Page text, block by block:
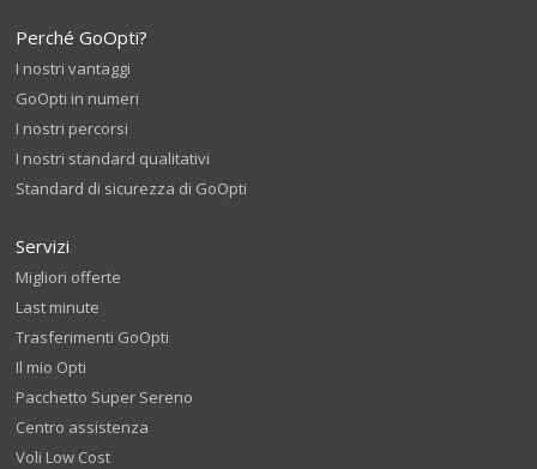
Perché GoOpti?
I nostri vantaggi
GoOpti in numeri
I nostri percorsi
I nostri standard qualitativi
Standard di sicurezza di GoOpti
Servizi
Migliori offerte
Last minute
Trasferimenti GoOpti
Il mio Opti
Pacchetto Super Sereno
Centro assistenza
Voli Low Cost